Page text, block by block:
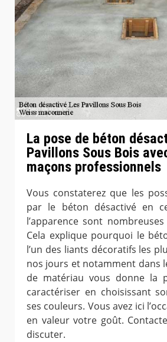
La pose de béton
Pavillons Sous Bois
maçons professionnels
Vous constaterez que les
par le béton désactivé en
l’apparence sont
Cela explique pourquoi le
l’un des liants décoratifs les
nos jours et notamment dans
de matériau vous donne la
caractériser en choisissant
ses couleurs. Vous avez ici
en valeur votre goût.
discuter.